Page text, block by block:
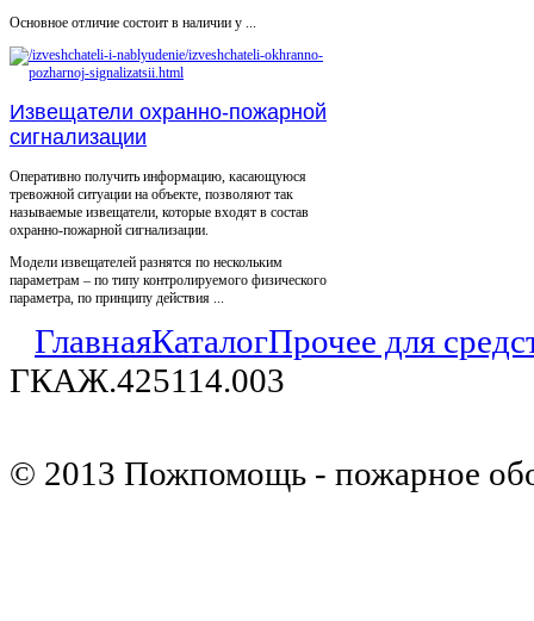
Основное отличие состоит в наличии у ...
Извещатели охранно-пожарной
сигнализации
Оперативно получить информацию, касающуюся
тревожной ситуации на объекте, позволяют так
называемые извещатели, которые входят в состав
охранно-пожарной сигнализации.
Модели извещателей разнятся по нескольким
параметрам – по типу контролируемого физического
параметра, по принципу действия ...
ГлавнаяКаталогПрочее для
ГКАЖ.425114.003
© 2013 Пожпомощь - пожарное